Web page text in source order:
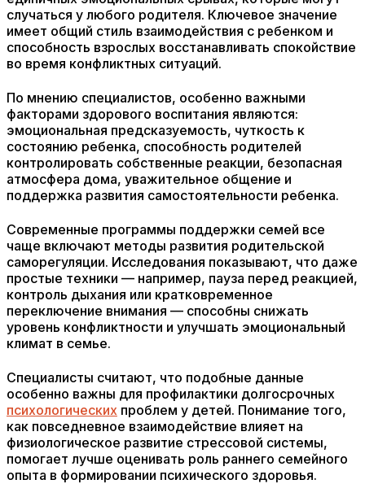
случаться у любого родителя. Ключевое значение
имеет общий стиль взаимодействия с ребенком и
способность взрослых восстанавливать спокойствие
во время конфликтных ситуаций.
По мнению специалистов, особенно важными
факторами здорового воспитания являются:
эмоциональная предсказуемость, чуткость к
состоянию ребенка, способность родителей
контролировать собственные реакции, безопасная
атмосфера дома, уважительное общение и
поддержка развития самостоятельности ребенка.
Современные программы поддержки семей все
чаще включают методы развития родительской
саморегуляции. Исследования показывают, что даже
простые техники — например, пауза перед реакцией,
контроль дыхания или кратковременное
переключение внимания — способны снижать
уровень конфликтности и улучшать эмоциональный
климат в семье.
Специалисты считают, что подобные данные
особенно важны для профилактики долгосрочных
психологических проблем у детей. Понимание того,
как повседневное взаимодействие влияет на
физиологическое развитие стрессовой системы,
помогает лучше оценивать роль раннего семейного
опыта в формировании психического здоровья.